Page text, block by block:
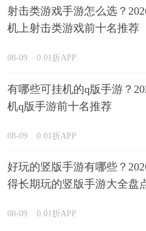
射击类游戏手游怎么选？
机上射击类游戏前十名推荐
08-09 0.01折APP
有哪些可挂机的q版手游？
机q版手游前十名推荐
08-09 0.01折APP
好玩的竖版手游有哪些？
得长期玩的竖版手游大全盘
08-09 0.01折APP